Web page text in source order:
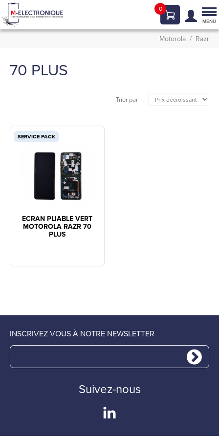
0
MENU
Motorola Razr
70 PLUS
Trier par
SERVICE PACK
ECRAN PLIABLE VERT
MOTOROLA RAZR 70
PLUS
INSCRIVEZ VOUS À NOTRE NEWSLETTER
Suivez-nous